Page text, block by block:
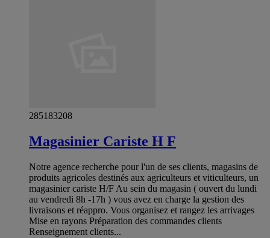
285183208
Magasinier Cariste H F
Notre agence recherche pour l'un de ses clients, magasins de
produits agricoles destinés aux agriculteurs et viticulteurs, un
magasinier cariste H/F Au sein du magasin ( ouvert du lundi
au vendredi 8h -17h ) vous avez en charge la gestion des
livraisons et réappro. Vous organisez et rangez les arrivages
Mise en rayons Préparation des commandes clients
Renseignement clients...